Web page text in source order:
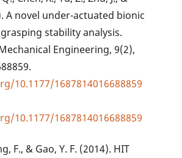
A novel under-actuated bionic
stability analysis.
Engineering, 9(2),
10.1177/1687814016688859
10.1177/1687814016688859
F., & Gao, Y. F. (2014). HIT